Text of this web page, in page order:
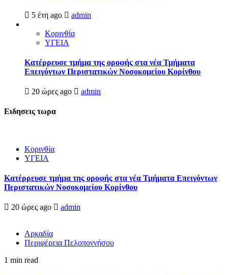
5 έτη ago admin
Κορινθία
ΥΓΕΙΑ
Kατέρρευσε τμήμα της οροφής στα νέα Τμήματα
Επειγόντων Περιστατικών Νοσοκομείου Κορίνθου
20 ώρες ago admin
Ειδησεις τωρα
Κορινθία
ΥΓΕΙΑ
Kατέρρευσε τμήμα της οροφής στα νέα Τμήματα Επειγόντων
Περιστατικών Νοσοκομείου Κορίνθου
20 ώρες ago admin
Αρκαδία
Περιφέρεια Πελοποννήσου
1 min read